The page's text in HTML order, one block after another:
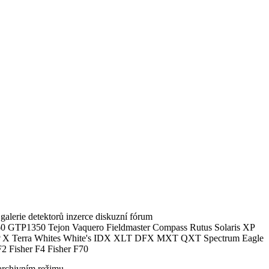
detektorů inzerce diskuzní fórum
Tejon Vaquero Fieldmaster Compass Rutus Solaris XP
Terra Whites White's IDX XLT DFX MXT QXT Spectrum Eagle
Fisher F4 Fisher F70